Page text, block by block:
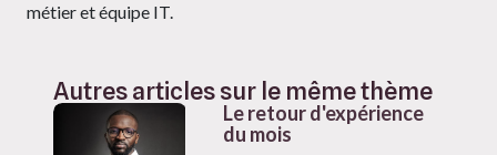
métier et équipe IT.
Autres articles sur le même thème
Le retour d'expérience
du mois